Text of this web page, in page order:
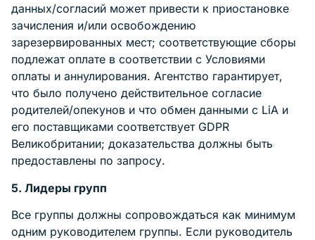
данных/согласий может привести к приостановке
зачисления и/или освобождению
зарезервированных мест; соответствующие сборы
подлежат оплате в соответствии с Условиями
оплаты и аннулирования. Агентство гарантирует,
что было получено действительное согласие
родителей/опекунов и что обмен данными с LiA и
его поставщиками соответствует GDPR
Великобритании; доказательства должны быть
предоставлены по запросу.
5. Лидеры групп
Все группы должны сопровождаться как минимум
одним руководителем группы. Если руководитель